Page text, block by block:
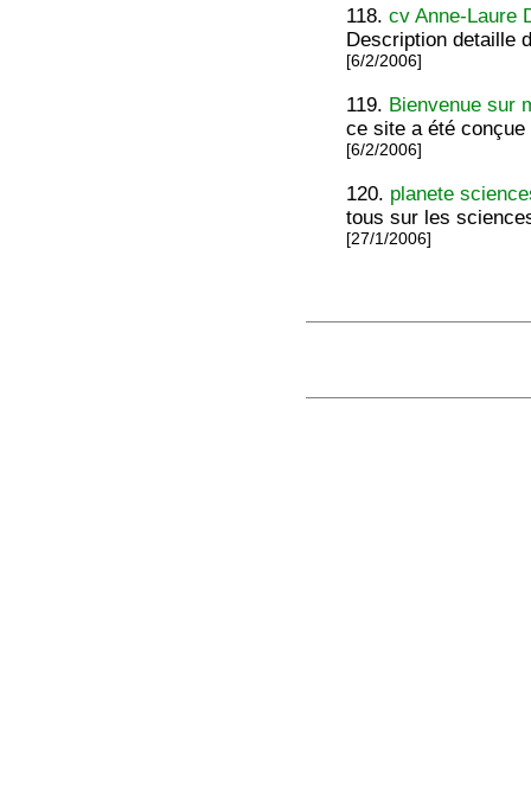
118.cv Anne-Laure
Description detaille
[6/2/2006]
119. Bienvenue sur
ce site a été
[6/2/2006]
120. planete
tous sur les
[27/1/2006]